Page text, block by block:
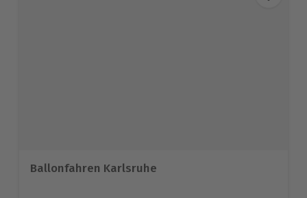
Ballonfahren Karlsruhe